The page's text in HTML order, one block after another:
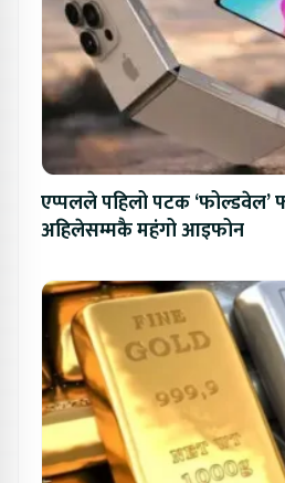
एप्पलले पहिलो पटक ‘फोल्डवेल’
अहिलेसम्मकै महंगो आइफोन